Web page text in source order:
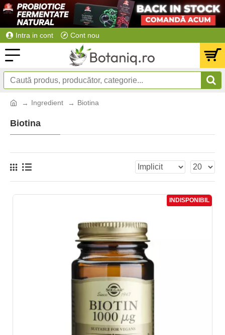
Intra in cont Cont nou
Ingredient Biotina
Biotina
INDISPONIBIL